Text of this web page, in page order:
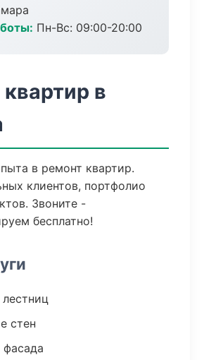
Пн-Вс: 09:00-20:00
в
в ремонт квартир.
клиентов, портфолио
Звоните -
бесплатно!
стен
фасада